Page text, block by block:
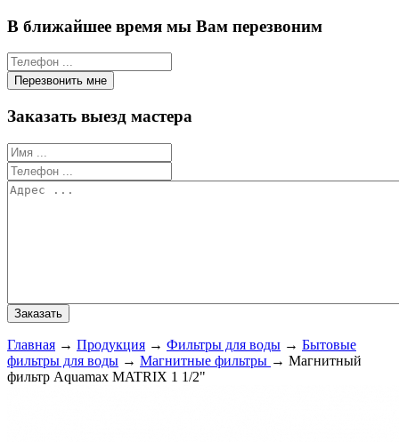
В ближайшее время мы Вам перезвоним
Заказать выезд мастера
Главная → Продукция → Фильтры для воды → Бытовые
фильтры для воды → Магнитные фильтры → Магнитный
фильтр Aquamax MATRIX 1 1/2"